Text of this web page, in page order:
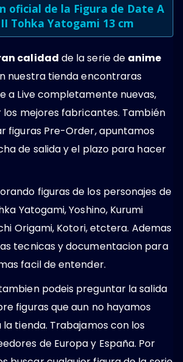
oficial de la Figura de Date A
Tohka Yatogami 13 cm
calidad de la serie de anime
nuestra tienda encontraras
a Live completamente nuevas,
los mejores fabricantes. También
figuras Pre-Order, apuntamos
de salida y el plazo para hacer
figuras de los personajes de
Yatogami, Yoshino, Kurumi
Origami, Kotori, etctera. Ademas
tecnicas y documentacion para
facil de entender.
podeis preguntar la salida
figuras que aun no hayamos
tienda. Trabajamos con los
de Europa y España. Por